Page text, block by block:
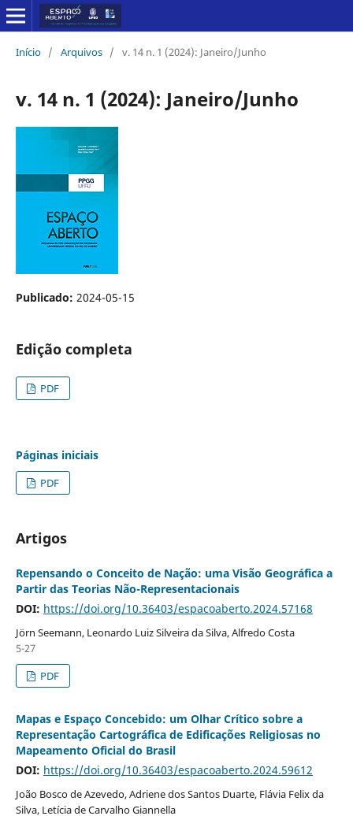
Início / Arquivos / v. 14 n. 1 (2024): Janeiro/Junho
v. 14 n. 1 (2024): Janeiro/Junho
Publicado: 2024-05-15
Edição completa
PDF
Páginas iniciais
PDF
Artigos
Repensando o Conceito de Nação: uma Visão Geográfica a
Partir das Teorias Não-Representacionais
DOI: https://doi.org/10.36403/espacoaberto.2024.57168
Jörn Seemann, Leonardo Luiz Silveira da Silva, Alfredo Costa
5-27
PDF
Mapas e Espaço Concebido: um Olhar Crítico sobre a
Representação Cartográfica de Edificações Religiosas no
Mapeamento Oficial do Brasil
DOI: https://doi.org/10.36403/espacoaberto.2024.59612
João Bosco de Azevedo, Adriene dos Santos Duarte, Flávia Felix da
Silva, Letícia de Carvalho Giannella